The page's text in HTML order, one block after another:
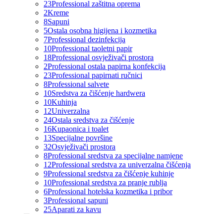
23Professional zaštitna oprema
2Kreme
8Sapuni
5Ostala osobna higijena i kozmetika
7Professional dezinfekcija
10Professional taoletni papir
18Professional osvježivači prostora
2Professional ostala papirna konfekcija
23Professional papirnati ručnici
8Professional salvete
10Sredstva za čišćenje hardwera
10Kuhinja
12Univerzalna
24Ostala sredstva za čišćenje
16Kupaonica i toalet
13Specijalne površine
32Osvježivači prostora
8Professional sredstva za specijalne namjene
12Professional sredstva za univerzalna čišćenja
9Professional sredstva za čišćenje kuhinje
10Professional sredstva za pranje rublja
6Professional hotelska kozmetika i pribor
3Professional sapuni
25Aparati za kavu